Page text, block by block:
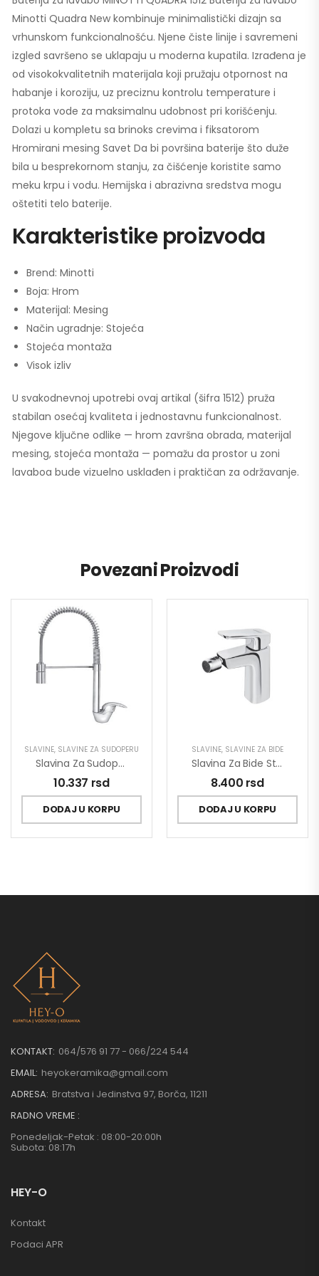
Minotti Quadra New kombinuje minimalistički dizajn sa
vrhunskom funkcionalnošću. Njene čiste linije i savremeni
izgled savršeno se uklapaju u moderna kupatila. Izrađena je
od visokokvalitetnih materijala koji pružaju otpornost na
habanje i koroziju, uz preciznu kontrolu temperature i
protoka vode za maksimalnu udobnost pri korišćenju.
Dolazi u kompletu sa brinoks crevima i fiksatorom
Hromirani mesing Savet Da bi površina baterije što duže
bila u besprekornom stanju, za čišćenje koristite samo
meku krpu i vodu. Hemijska i abrazivna sredstva mogu
oštetiti telo baterije.
Karakteristike proizvoda
Brend: Minotti
Boja: Hrom
Materijal: Mesing
Način ugradnje: Stojeća
Stojeća montaža
Visok izliv
U svakodnevnoj upotrebi ovaj artikal (šifra 1512) pruža
stabilan osećaj kvaliteta i jednostavnu funkcionalnost.
Njegove ključne odlike — hrom završna obrada, materijal
mesing, stojeća montaža — pomažu da prostor u zoni
lavaboa bude vizuelno usklađen i praktičan za održavanje.
Povezani Proizvodi
SLAVINE, SLAVINE ZA SUDOPERU
Slavina Za Sudoperu Poluprofesionalna King J388003
10.337 rsd
DODAJ U KORPU
SLAVINE, SLAVINE ZA BIDE
Slavina Za Bide Stolz 139101
8.400 rsd
DODAJ U KORPU
KONTAKT: 064/576 91 77 - 066/224 544
EMAIL: heyokeramika@gmail.com
ADRESA: Bratstva i Jedinstva 97, Borča, 11211
RADNO VREME :
Ponedeljak-Petak : 08:00-20:00h
Subota: 08:17h
HEY-O
Kontakt
Podaci APR